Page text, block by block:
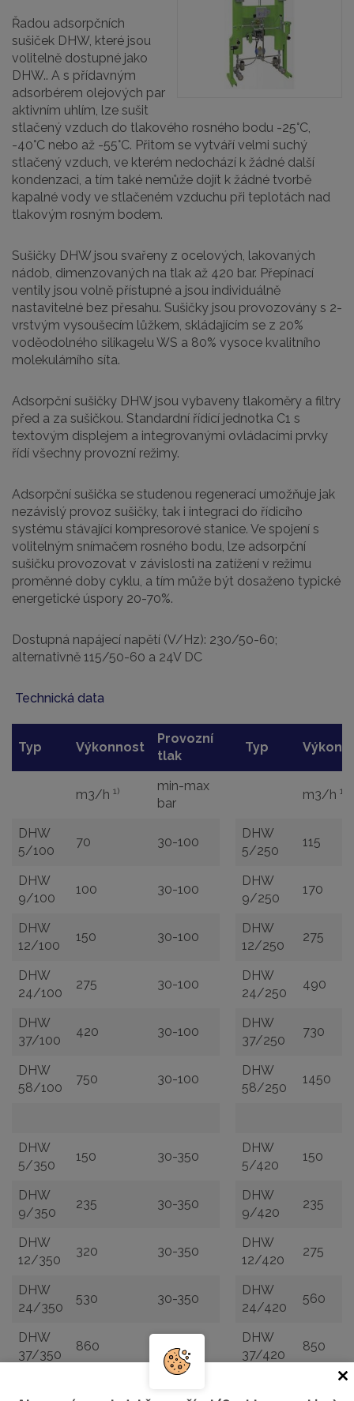
Řadou adsorpčních
sušiček DHW, které jsou
volitelně dostupné jako
DHW.. A s přídavným
adsorbérem olejových par
aktivním uhlím, lze sušit
stlačený vzduch do tlakového rosného bodu -25°C,
-40°C nebo až -55°C. Přitom se vytváří velmi suchý
stlačený vzduch, ve kterém nedochází k žádné další
kondenzaci, a tím také nemůže dojít k žádné tvorbě
kapalné vody ve stlačeném vzduchu při teplotách nad
tlakovým rosným bodem.
Sušičky DHW jsou svařeny z ocelových, lakovaných
nádob, dimenzovaných na tlak až 420 bar. Přepínací
ventily jsou volně přístupné a jsou individuálně
nastavitelné bez přesahu. Sušičky jsou provozovány s 2-
vrstvým vysoušecím lůžkem, skládajícím se z 20%
voděodolného silikagelu WS a 80% vysoce kvalitního
molekulárního síta.
Adsorpční sušičky DHW jsou vybaveny tlakoměry a filtry
před a za sušičkou. Standardní řídící jednotka C1 s
textovým displejem a integrovanými ovládacími prvky
řídí všechny provozní režimy.
Adsorpční sušička se studenou regenerací umožňuje jak
nezávislý provoz sušičky, tak i integraci do řídicího
systému stávající kompresorové stanice. Ve spojení s
volitelným snímačem rosného bodu, lze adsorpční
sušičku provozovat v závislosti na zatížení v režimu
proměnné doby cyklu, a tím může být dosaženo typické
energetické úspory 20-70%.
Dostupná napájecí napětí (V/Hz): 230/50-60;
alternativně 115/50-60 a 24V DC
Technická data
Typ Výkonnost
Provozní
tlak
Typ
m3/h 1)
min-max
bar
m3/h 1)
DHW
5/100
70 30-100
DHW
5/250
115
DHW
9/100
100 30-100
DHW
9/250
170
DHW
12/100
150 30-100
DHW
12/250
275
DHW
24/100
275 30-100
DHW
24/250
490
DHW
37/100
420 30-100
DHW
37/250
730
DHW
58/100
750 30-100
DHW
58/250
1450
DHW
5/350
150 30-350
DHW
5/420
150
DHW
9/350
235 30-350
DHW
9/420
235
DHW
12/350
320 30-350
DHW
12/420
275
DHW
24/350
530 30-350
DHW
24/420
560
DHW
37/350
860 30-350
DHW
37/420
850